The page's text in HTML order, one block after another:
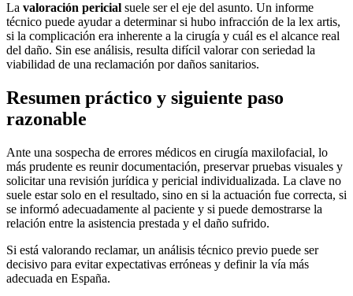
La valoración pericial suele ser el eje del asunto. Un informe
técnico puede ayudar a determinar si hubo infracción de la lex artis,
si la complicación era inherente a la cirugía y cuál es el alcance real
del daño. Sin ese análisis, resulta difícil valorar con seriedad la
viabilidad de una reclamación por daños sanitarios.
Resumen práctico y siguiente paso
razonable
Ante una sospecha de errores médicos en cirugía maxilofacial, lo
más prudente es reunir documentación, preservar pruebas visuales y
solicitar una revisión jurídica y pericial individualizada. La clave no
suele estar solo en el resultado, sino en si la actuación fue correcta, si
se informó adecuadamente al paciente y si puede demostrarse la
relación entre la asistencia prestada y el daño sufrido.
Si está valorando reclamar, un análisis técnico previo puede ser
decisivo para evitar expectativas erróneas y definir la vía más
adecuada en España.